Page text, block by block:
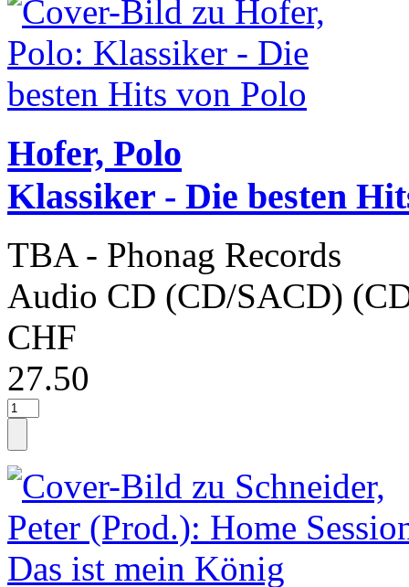
Hofer, Polo
Klassiker - Die besten
TBA - Phonag Records
Audio CD (CD/SACD)
CHF
27.50